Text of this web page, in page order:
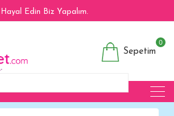
Edin Biz Yapalım.
Sepetim
0